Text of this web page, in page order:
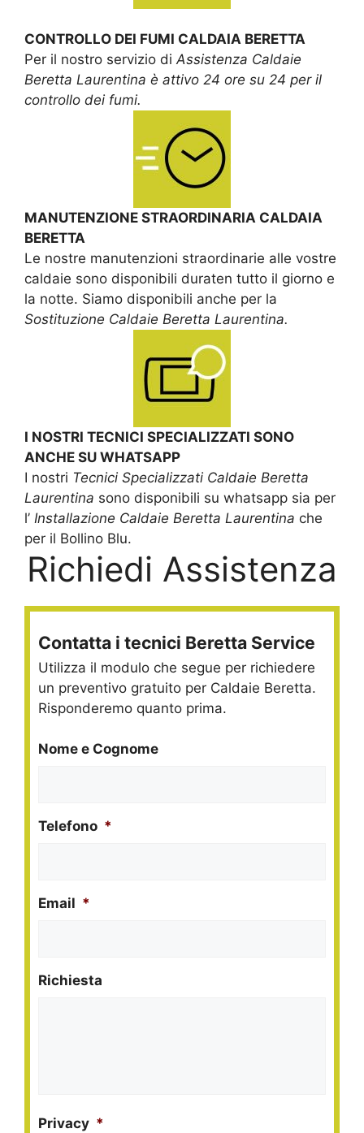
CONTROLLO DEI FUMI CALDAIA BERETTA
Per il nostro servizio di Assistenza Caldaie
Beretta Laurentina è attivo 24 ore su 24 per il
controllo dei fumi.
MANUTENZIONE STRAORDINARIA CALDAIA
BERETTA
Le nostre manutenzioni straordinarie alle vostre
caldaie sono disponibili duraten tutto il giorno e
la notte. Siamo disponibili anche per la
Sostituzione Caldaie Beretta Laurentina.
I NOSTRI TECNICI SPECIALIZZATI SONO
ANCHE SU WHATSAPP
I nostri Tecnici Specializzati Caldaie Beretta
Laurentina sono disponibili su whatsapp sia per
l’ Installazione Caldaie Beretta Laurentina che
per il Bollino Blu.
Richiedi Assistenza
Contatta i tecnici Beretta Service
Utilizza il modulo che segue per richiedere
un preventivo gratuito per Caldaie Beretta.
Risponderemo quanto prima.
Nome e Cognome
Telefono *
Email *
Richiesta
Privacy *